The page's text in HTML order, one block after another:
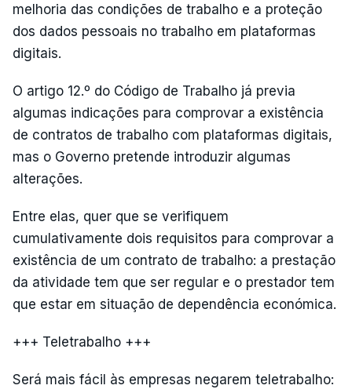
melhoria das condições de trabalho e a proteção
dos dados pessoais no trabalho em plataformas
digitais.
O artigo 12.º do Código de Trabalho já previa
algumas indicações para comprovar a existência
de contratos de trabalho com plataformas digitais,
mas o Governo pretende introduzir algumas
alterações.
Entre elas, quer que se verifiquem
cumulativamente dois requisitos para comprovar a
existência de um contrato de trabalho: a prestação
da atividade tem que ser regular e o prestador tem
que estar em situação de dependência económica.
+++ Teletrabalho +++
Será mais fácil às empresas negarem teletrabalho: